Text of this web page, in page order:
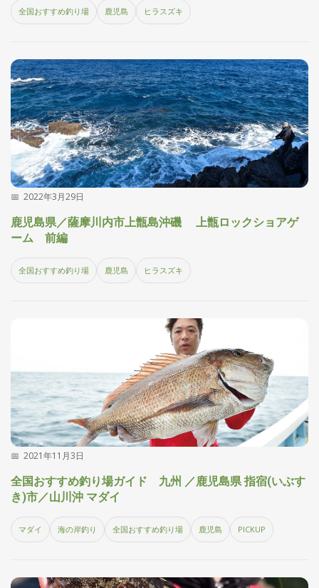
全国おすすめ釣り場 鹿児島 ヒラスズキ
2022年3月29日
鹿児島県／薩摩川内市上甑島沖磯 上甑ロックショアゲ
ーム 前編
全国おすすめ釣り場 鹿児島 ヒラスズキ
2021年11月3日
全国おすすめ釣り場ガイド 九州 ／鹿児島県 指宿(いぶす
き)市／山川沖 マダイ
マダイ 海の岸釣り 全国おすすめ釣り場 鹿児島 PICKUP
刊
つ
ブ
ロ
グ
問
合
わ